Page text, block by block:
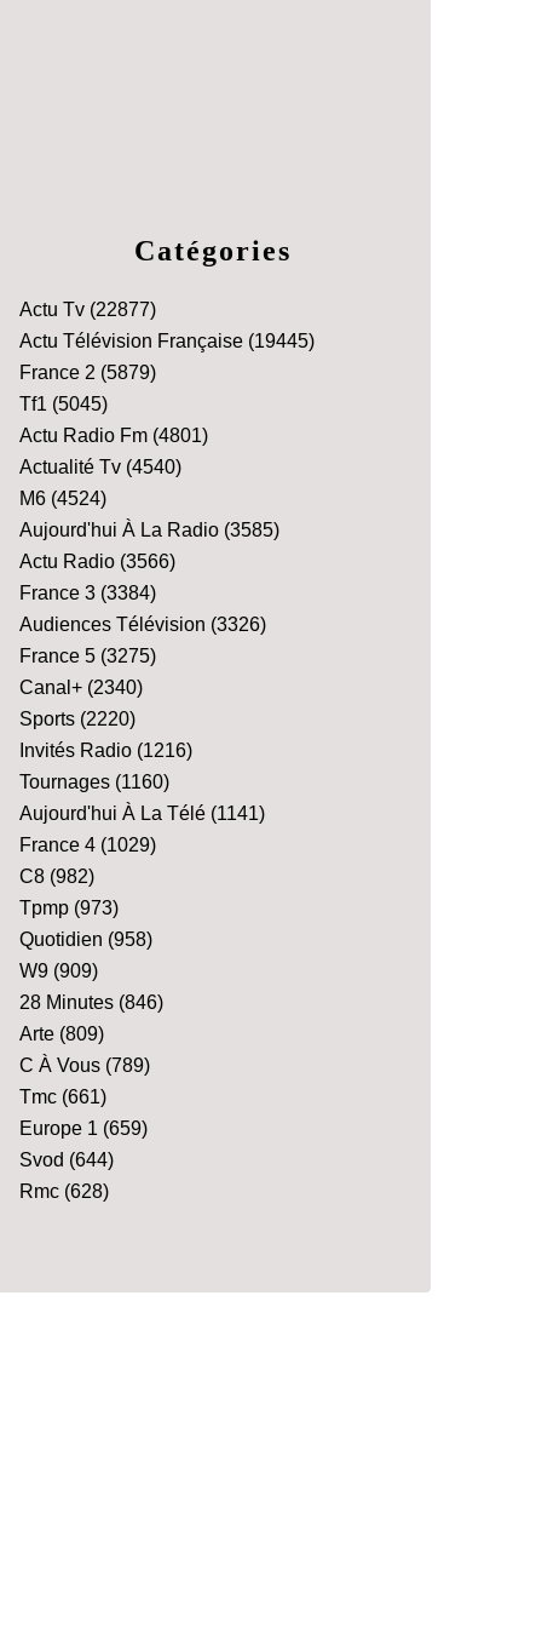
Catégories
Actu Tv (22877)
Actu Télévision Française (19445)
France 2 (5879)
Tf1 (5045)
Actu Radio Fm (4801)
Actualité Tv (4540)
M6 (4524)
Aujourd'hui À La Radio (3585)
Actu Radio (3566)
France 3 (3384)
Audiences Télévision (3326)
France 5 (3275)
Canal+ (2340)
Sports (2220)
Invités Radio (1216)
Tournages (1160)
Aujourd'hui À La Télé (1141)
France 4 (1029)
C8 (982)
Tpmp (973)
Quotidien (958)
W9 (909)
28 Minutes (846)
Arte (809)
C À Vous (789)
Tmc (661)
Europe 1 (659)
Svod (644)
Rmc (628)